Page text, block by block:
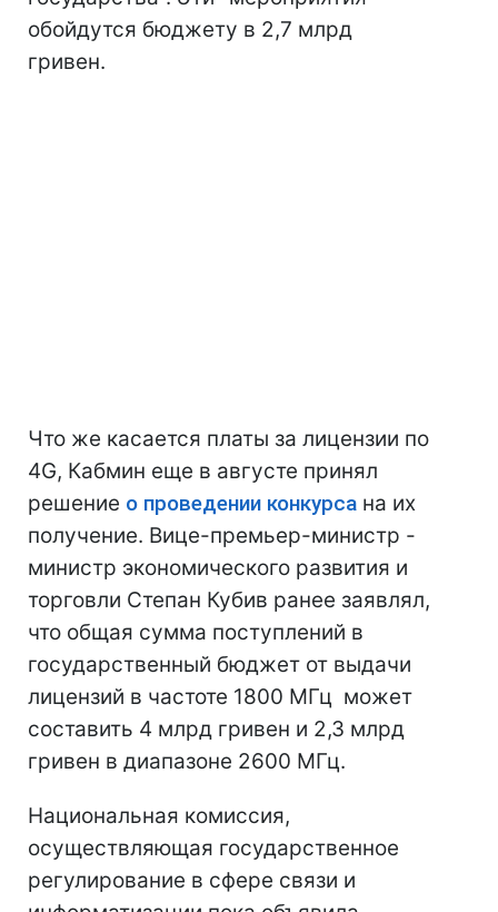
обойдутся бюджету в 2,7 млрд
гривен.
Что же касается платы за лицензии по
4G, Кабмин еще в августе принял
решение о проведении конкурса на их
получение. Вице-премьер-министр -
министр экономического развития и
торговли Степан Кубив ранее заявлял,
что общая сумма поступлений в
государственный бюджет от выдачи
лицензий в частоте 1800 МГц может
составить 4 млрд гривен и 2,3 млрд
гривен в диапазоне 2600 МГц.
Национальная комиссия,
осуществляющая государственное
регулирование в сфере связи и